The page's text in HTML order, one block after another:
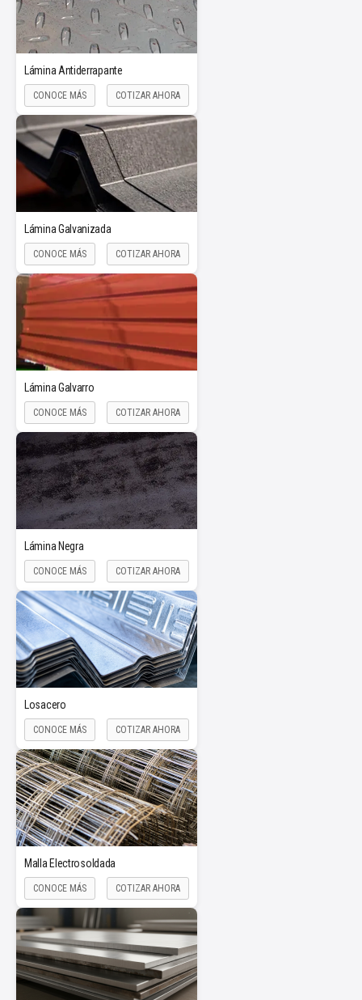
Lámina Antiderrapante
CONOCE MÁS COTIZAR AHORA
Lámina Galvanizada
CONOCE MÁS COTIZAR AHORA
Lámina Galvarro
CONOCE MÁS COTIZAR AHORA
Lámina Negra
CONOCE MÁS COTIZAR AHORA
Losacero
CONOCE MÁS COTIZAR AHORA
Malla Electrosoldada
CONOCE MÁS COTIZAR AHORA